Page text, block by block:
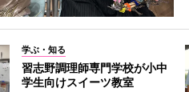
学ぶ・知る
習志野調理師専門学校が小中
学生向けスイーツ教室